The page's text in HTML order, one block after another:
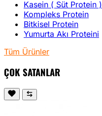
Kasein ( Süt Protein )
Kompleks Protein
Bitkisel Protein
Yumurta Akı Proteini
Tüm Ürünler
ÇOK SATANLAR